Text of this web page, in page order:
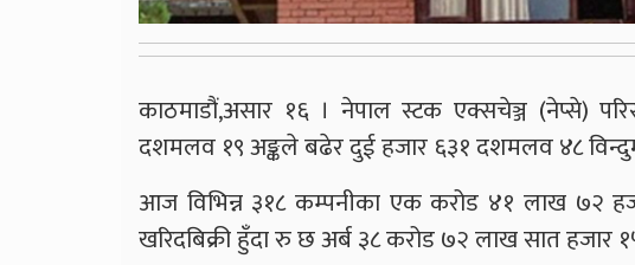
काठमाडौं,असार १६ । नेपाल स्टक एक्सचेञ्ज (नेप्से)
दशमलव १९ अङ्कले बढेर दुई हजार ६३१ दशमलव ४८
आज विभिन्न ३१८ कम्पनीका एक करोड ४१ लाख ७२
खरिदबिक्री हुँदा रु छ अर्ब ३८ करोड ७२ लाख सात हजार